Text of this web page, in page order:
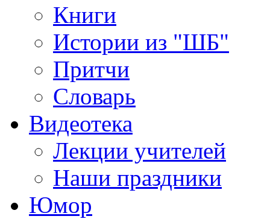
Книги
Истории из "ШБ"
Притчи
Словарь
Видеотека
Лекции учителей
Наши праздники
Юмор